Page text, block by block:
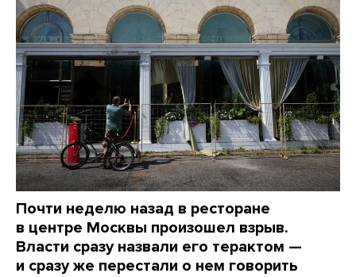
Почти неделю назад в ресторане
в центре Москвы произошел взрыв.
Власти сразу назвали его терактом —
и сразу же перестали о нем говорить